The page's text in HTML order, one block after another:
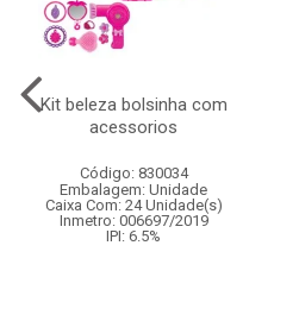
Kit beleza bolsinha com
acessorios
Código: 830034
Embalagem: Unidade
Caixa Com: 24 Unidade(s)
Inmetro: 006697/2019
IPI: 6.5%